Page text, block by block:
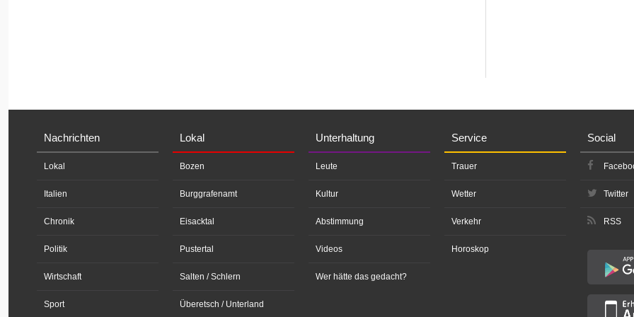
Nachrichten
Lokal
Italien
Chronik
Politik
Wirtschaft
Sport
Lokal
Bozen
Burggrafenamt
Eisacktal
Pustertal
Salten / Schlern
Überetsch / Unterland
Unterhaltung
Leute
Kultur
Abstimmung
Videos
Wer hätte das gedacht?
Service
Trauer
Wetter
Verkehr
Horoskop
Social
Twitter
RSS